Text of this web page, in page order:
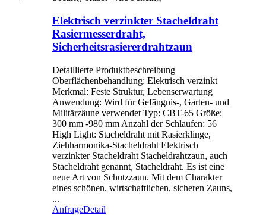
Elektrisch verzinkter Stacheldraht
Rasiermesserdraht,
Sicherheitsrasiererdrahtzaun
Detaillierte Produktbeschreibung
Oberflächenbehandlung: Elektrisch verzinkt
Merkmal: Feste Struktur, Lebenserwartung
Anwendung: Wird für Gefängnis-, Garten- und
Militärzäune verwendet Typ: CBT-65 Größe:
300 mm -980 mm Anzahl der Schlaufen: 56
High Light: Stacheldraht mit Rasierklinge,
Ziehharmonika-Stacheldraht Elektrisch
verzinkter Stacheldraht Stacheldrahtzaun, auch
Stacheldraht genannt, Stacheldraht. Es ist eine
neue Art von Schutzzaun. Mit dem Charakter
eines schönen, wirtschaftlichen, sicheren Zauns,
...
AnfrageDetail